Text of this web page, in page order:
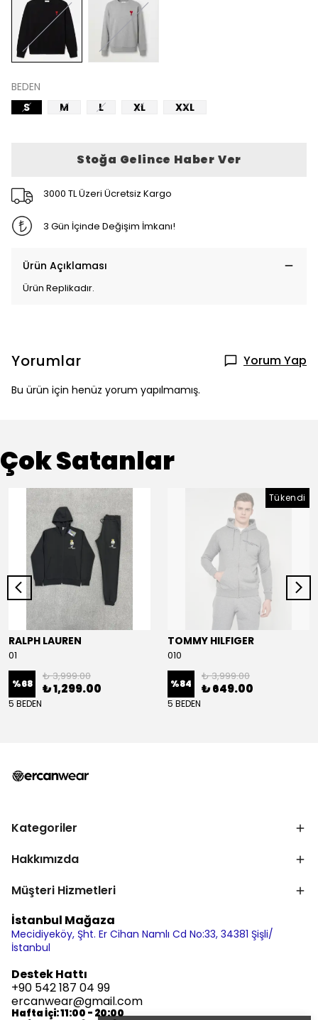
BEDEN
S
M L XL XXL
Stoğa Gelince Haber Ver
3000 TL Üzeri Ücretsiz Kargo
3 Gün İçinde Değişim İmkanı!
Ürün Açıklaması
Ürün Replikadır.
Yorumlar Yorum Yap
Bu ürün için henüz yorum yapılmamış.
Çok Satanlar
RALPH LAUREN
01
%68
₺ 3,999.00
₺ 1,299.00
5 BEDEN
Tükendi
TOMMY HILFIGER
010
%84
₺ 3,999.00
₺ 649.00
5 BEDEN
Kategoriler
Hakkımızda
Müşteri Hizmetleri
İstanbul Mağaza
Mecidiyeköy, Şht. Er Cihan Namlı Cd No:33, 34381 Şişli/
İstanbul
Destek Hattı
+90 542 187 04 99
ercanwear@gmail.com
Hafta İçi: 11:00 - 20:00